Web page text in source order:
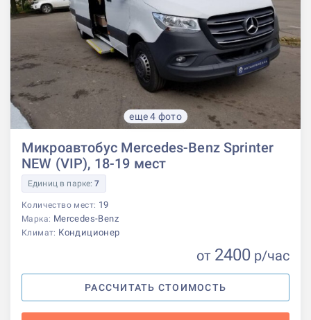
еще 4 фото
Микроавтобус Mercedes-Benz Sprinter
NEW (VIP), 18-19 мест
Единиц в парке:7
Количество мест: 19
Марка: Mercedes-Benz
Климат: Кондиционер
от 2400 р/час
РАССЧИТАТЬ СТОИМОСТЬ